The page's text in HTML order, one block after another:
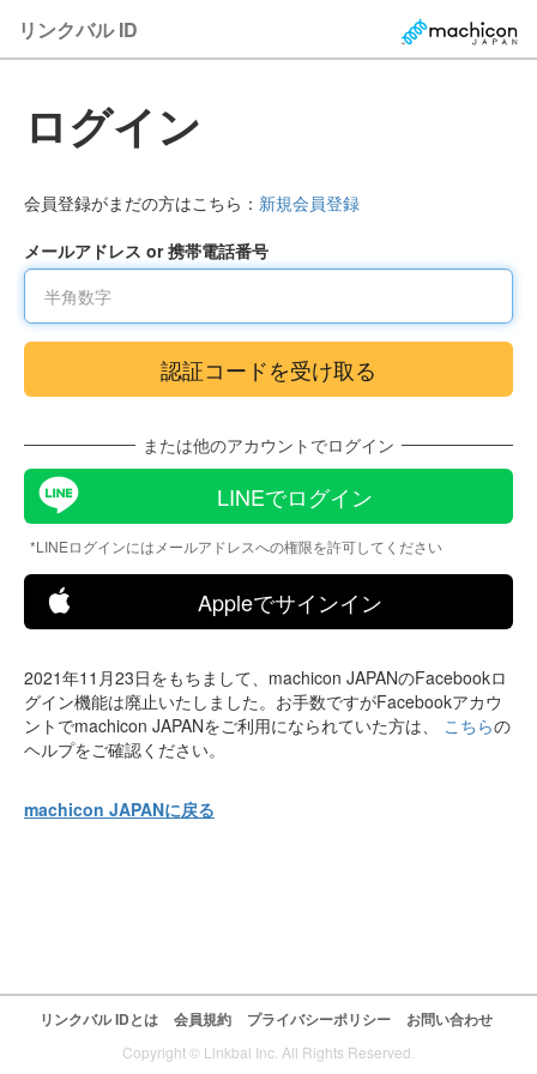
リンクバル ID
ログイン
会員登録がまだの方はこちら： 新規会員登録
メールアドレス or 携帯電話番号
または他のアカウントでログイン
LINEでログイン
*LINEログインにはメールアドレスへの権限を許可してください
Appleでサインイン
2021年11月23日をもちまして、machicon JAPANのFacebookロ
グイン機能は廃止いたしました。お手数ですがFacebookアカウ
ントでmachicon JAPANをご利用になられていた方は、 こちらの
ヘルプをご確認ください。
machicon JAPANに戻る
リンクバル IDとは 会員規約 プライバシーポリシー お問い合わせ
Copyright © Linkbal Inc. All Rights Reserved.